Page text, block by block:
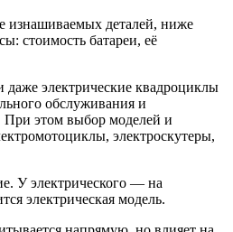
изнашиваемых деталей, ниже
стоимость батареи, её
даже электрические квадроциклы
обслуживания и
При этом выбор моделей и
электроскутеры,
У электрического — на
электрическая модель.